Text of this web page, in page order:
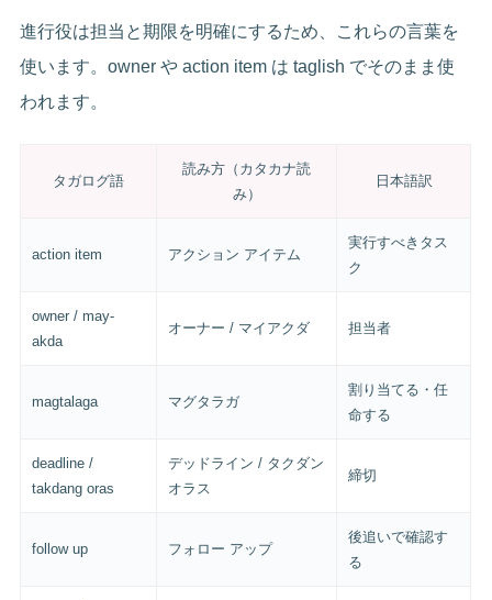
進行役は担当と期限を明確にするため、これらの言葉を
使います。owner や action item は taglish でそのまま使
われます。
タガログ語
読み方（カタカナ読
み）
日本語訳
action item アクション アイテム
実行すべきタス
ク
owner / may-
akda
オーナー / マイアクダ 担当者
magtalaga マグタラガ
割り当てる・任
命する
deadline /
takdang oras
デッドライン / タクダン
オラス
締切
follow up フォロー アップ
後追いで確認す
る